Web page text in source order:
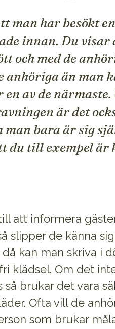
man har besökt
innan. Du
och med de
anhöriga än man
av de
är det
man bara är sig
du till exempel är
att informera
slipper de känna
kan man skriva i
klädsel. Om det
så brukar det vara
Ofta vill de
som brukar